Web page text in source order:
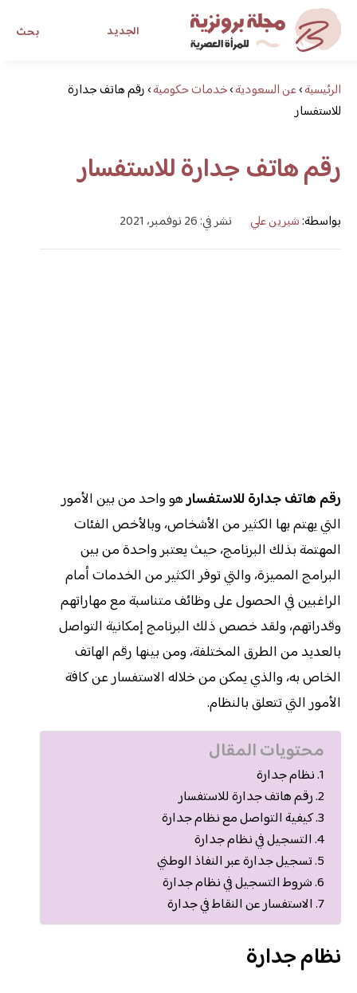
بحث الجديد
مجلة برونزية للفتاة العصريةالرئيسية›عن السعودية›خدمات حكومية›رقم هاتف جدارة
للاستفسار
رقم هاتف جدارة للاستفسار
بواسطة:شيرين علي نشر في: 26 نوفمبر، 2021
رقم هاتف جدارة للاستفسارهو واحد من بين الأمور
التي يهتم بها الكثير من الأشخاص، وبالأخص الفئات
المهتمة بذلك البرنامج، حيث يعتبر واحدة من بين
البرامج المميزة، والتي توفر الكثير من الخدمات أمام
الراغبين في الحصول على وظائف متناسبة مع مهاراتهم
وقدراتهم، ولقد خصص ذلك البرنامج إمكانية التواصل
بالعديد من الطرق المختلفة، ومن بينها رقم الهاتف
الخاص به، والذي يمكن من خلاله الاستفسار عن كافة
الأمور التي تتعلق بالنظام.
محتويات المقال
نظام جدارة
رقم هاتف جدارة للاستفسار
كيفية التواصل مع نظام جدارة
التسجيل في نظام جدارة
تسجيل جدارة عبر النفاذ الوطني
شروط التسجيل في نظام جدارة
الاستفسار عن النقاط في جدارة
نظام جدارة